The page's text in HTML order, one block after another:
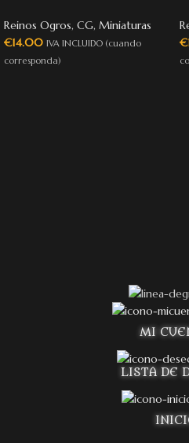
Reinos Ogros, CG, Miniaturas
€14.00 IVA INCLUIDO (cuando
corresponda)
€
MI
LISTA DE